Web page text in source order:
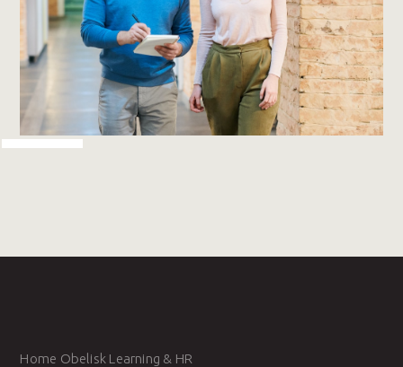
Home Obelisk Learning & HR